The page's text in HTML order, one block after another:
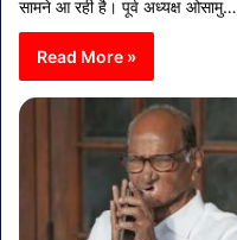
सामने आ रही है। पूर्व अध्यक्ष ओसामु…
Read More »